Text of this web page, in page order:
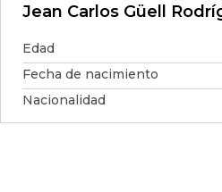
Jean Carlos Güell
Edad
Fecha de nacimiento
Nacionalidad